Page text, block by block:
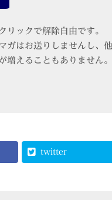
リックで解除自由です。
ガはお送りしませんし、
増えることもありません
twitter